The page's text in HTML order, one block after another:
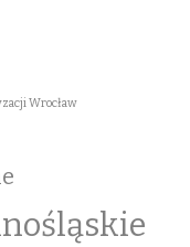
Wrocław